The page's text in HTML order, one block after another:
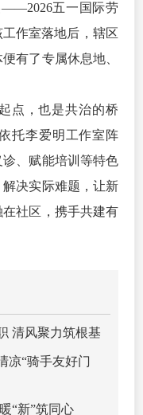
——2026五一国际劳
作室落地后，辖区
有了专属休息地、
点，也是共治的桥
托李爱明工作室阵
、赋能培训等特色
决实际难题，让新
社区，携手共建有
清风聚力筑根基
凉“骑手友好门
“新”筑同心